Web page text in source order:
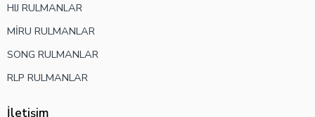
HIJ RULMANLAR
MİRU RULMANLAR
SONG RULMANLAR
RLP RULMANLAR
İletişim